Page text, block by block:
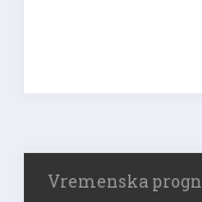
Vremenska